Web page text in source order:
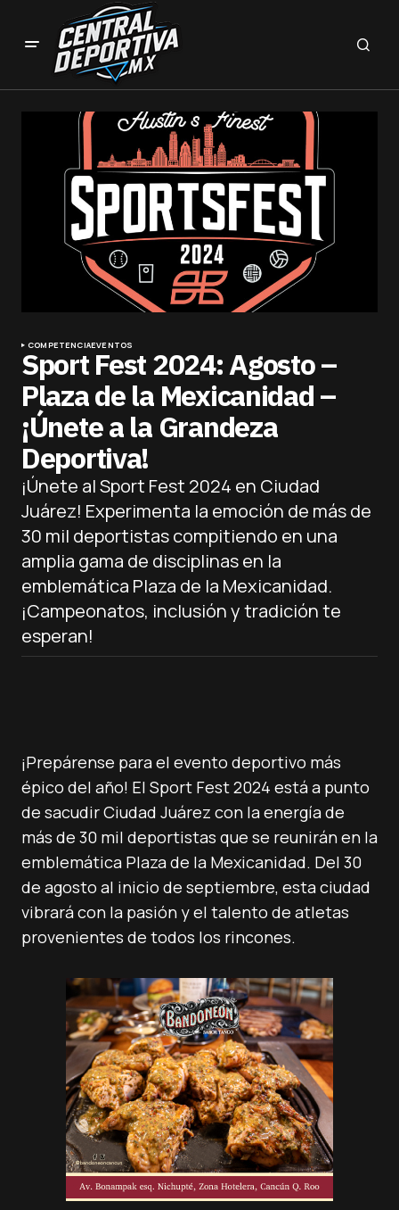
COMPETENCIAEVENTOS
Sport Fest 2024: Agosto –
Plaza de la Mexicanidad –
¡Únete a la Grandeza
Deportiva!
¡Únete al Sport Fest 2024 en Ciudad
Juárez! Experimenta la emoción de más de
30 mil deportistas compitiendo en una
amplia gama de disciplinas en la
emblemática Plaza de la Mexicanidad.
¡Campeonatos, inclusión y tradición te
esperan!
¡Prepárense para el evento deportivo más
épico del año! El Sport Fest 2024 está a punto
de sacudir Ciudad Juárez con la energía de
más de 30 mil deportistas que se reunirán en la
emblemática Plaza de la Mexicanidad. Del 30
de agosto al inicio de septiembre, esta ciudad
vibrará con la pasión y el talento de atletas
provenientes de todos los rincones.